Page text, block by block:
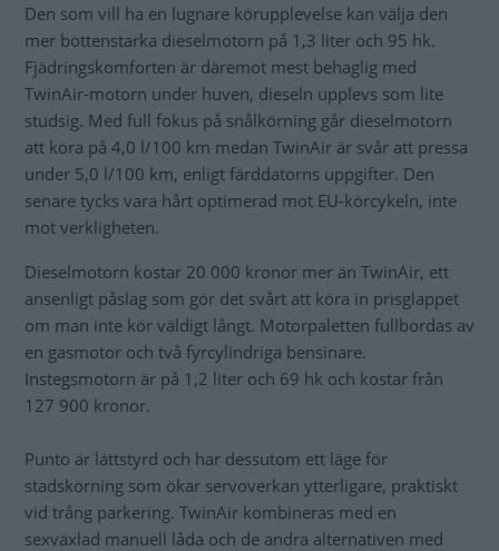
Den som vill ha en lugnare körupplevelse kan välja den
mer bottenstarka dieselmotorn på 1,3 liter och 95 hk.
Fjädringskomforten är däremot mest behaglig med
TwinAir-motorn under huven, dieseln upplevs som lite
studsig. Med full fokus på snålkörning går dieselmotorn
att köra på 4,0 l/100 km medan TwinAir är svår att pressa
under 5,0 l/100 km, enligt färddatorns uppgifter. Den
senare tycks vara hårt optimerad mot EU-körcykeln, inte
mot verkligheten.
Dieselmotorn kostar 20 000 kronor mer än TwinAir, ett
ansenligt påslag som gör det svårt att köra in prisglappet
om man inte kör väldigt långt. Motorpaletten fullbordas av
en gasmotor och två fyrcylindriga bensinare.
Instegsmotorn är på 1,2 liter och 69 hk och kostar från
127 900 kronor.
Punto är lättstyrd och har dessutom ett läge för
stadskörning som ökar servoverkan ytterligare, praktiskt
vid trång parkering. TwinAir kombineras med en
sexväxlad manuell låda och de andra alternativen med